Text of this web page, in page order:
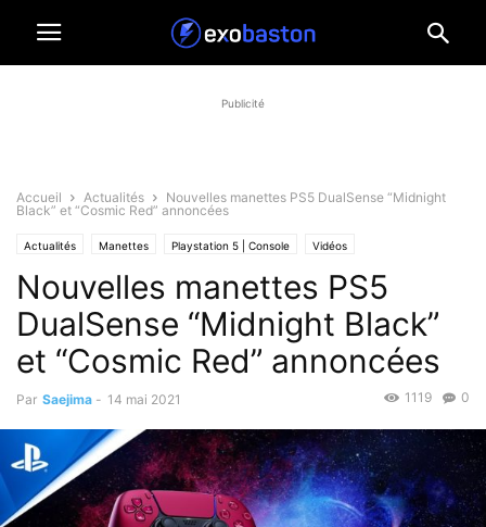
Publicité
Accueil Actualités
Nouvelles manettes PS5 DualSense “Midnight
Black” et “Cosmic Red” annoncées
Actualités Manettes Playstation 5 | Console Vidéos
Nouvelles manettes PS5
DualSense “Midnight Black”
et “Cosmic Red” annoncées
Par Saejima - 14 mai 2021 0
1119